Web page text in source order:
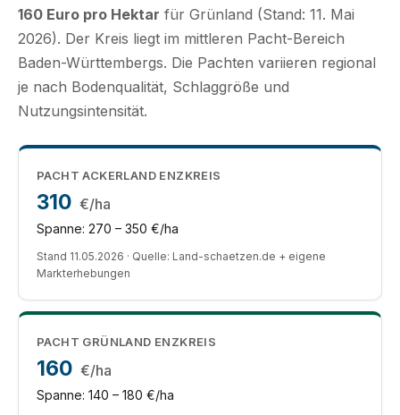
160 Euro pro Hektar für Grünland (Stand: 11. Mai
2026). Der Kreis liegt im mittleren Pacht-Bereich
Baden-Württembergs. Die Pachten variieren regional
je nach Bodenqualität, Schlaggröße und
Nutzungsintensität.
PACHT ACKERLAND ENZKREIS
310 €/ha
Spanne: 270 – 350 €/ha
Stand 11.05.2026 · Quelle: Land-schaetzen.de + eigene
Markterhebungen
PACHT GRÜNLAND ENZKREIS
160 €/ha
Spanne: 140 – 180 €/ha